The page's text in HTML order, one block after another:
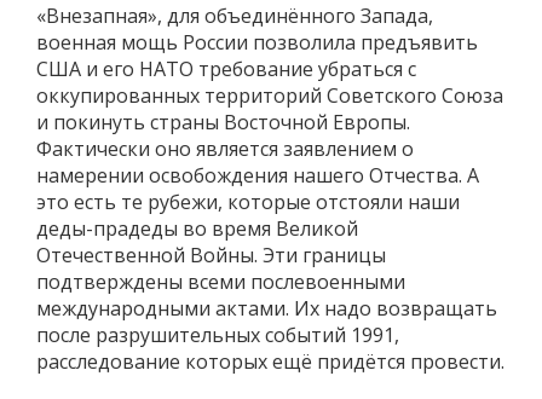
«Внезапная», для объединённого Запада,
военная мощь России позволила предъявить
США и его НАТО требование убраться с
оккупированных территорий Советского Союза
и покинуть страны Восточной Европы.
Фактически оно является заявлением о
намерении освобождения нашего Отчества. А
это есть те рубежи, которые отстояли наши
деды-прадеды во время Великой
Отечественной Войны. Эти границы
подтверждены всеми послевоенными
международными актами. Их надо возвращать
после разрушительных событий 1991,
расследование которых ещё придётся провести.